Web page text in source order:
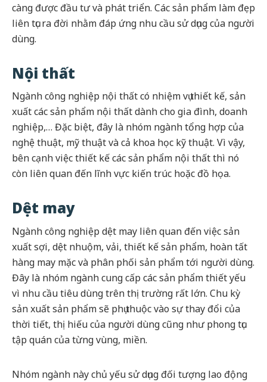
càng được đầu tư và phát triển. Các sản phẩm làm đẹp
liên tục ra đời nhằm đáp ứng nhu cầu sử dụng của người
dùng.
Nội thất
Ngành công nghiệp nội thất có nhiệm vụ thiết kế, sản
xuất các sản phẩm nội thất dành cho gia đình, doanh
nghiệp,… Đặc biệt, đây là nhóm ngành tổng hợp của
nghệ thuật, mỹ thuật và cả khoa học kỹ thuật. Vì vậy,
bên cạnh việc thiết kế các sản phẩm nội thất thì nó
còn liên quan đến lĩnh vực kiến trúc hoặc đồ họa.
Dệt may
Ngành công nghiệp dệt may liên quan đến việc sản
xuất sợi, dệt nhuộm, vải, thiết kế sản phẩm, hoàn tất
hàng may mặc và phân phối sản phẩm tới người dùng.
Đây là nhóm ngành cung cấp các sản phẩm thiết yếu
vì nhu cầu tiêu dùng trên thị trường rất lớn. Chu kỳ
sản xuất sản phẩm sẽ phụ thuộc vào sự thay đổi của
thời tiết, thị hiếu của người dùng cũng như phong tục
tập quán của từng vùng, miền.
Nhóm ngành này chủ yếu sử dụng đối tượng lao động